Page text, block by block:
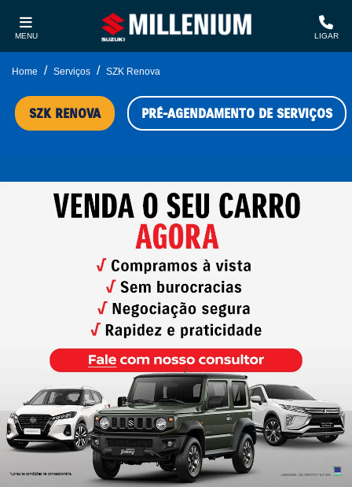
MENU LIGAR
Home Serviços SZK Renova
PRÉ-AGENDAMENTO DE SERVIÇOS
SZK RENOVA